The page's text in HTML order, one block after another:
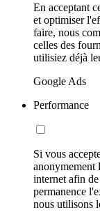
En acceptant
et optimiser
faire, nous
celles des
utilisiez déjà
Google Ads
Performance
Si vous
anonymement
internet afin
permanence
nous utilisons